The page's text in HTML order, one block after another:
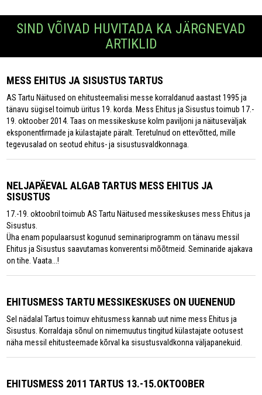
SIND VÕIVAD HUVITADA KA JÄRGNEVAD
ARTIKLID
MESS EHITUS JA SISUSTUS TARTUS
AS Tartu Näitused on ehitusteemalisi messe korraldanud aastast 1995 ja
tänavu sügisel toimub üritus 19. korda. Mess Ehitus ja Sisustus toimub 17.-
19. oktoober 2014. Taas on messikeskuse kolm paviljoni ja näituseväljak
eksponentfirmade ja külastajate päralt. Teretulnud on ettevõtted, mille
tegevusalad on seotud ehitus- ja sisustusvaldkonnaga.
NELJAPÄEVAL ALGAB TARTUS MESS EHITUS JA
SISUSTUS
17.-19. oktoobril toimub AS Tartu Näitused messikeskuses mess Ehitus ja
Sisustus.
Üha enam populaarsust kogunud seminariprogramm on tänavu messil
Ehitus ja Sisustus saavutamas konverentsi mõõtmeid. Seminaride ajakava
on tihe. Vaata...!
EHITUSMESS TARTU MESSIKESKUSES ON UUENENUD
Sel nädalal Tartus toimuv ehitusmess kannab uut nime mess Ehitus ja
Sisustus. Korraldaja sõnul on nimemuutus tingitud külastajate ootusest
näha messil ehitusteemade kõrval ka sisustusvaldkonna väljapanekuid.
EHITUSMESS 2011 TARTUS 13.-15.OKTOOBER